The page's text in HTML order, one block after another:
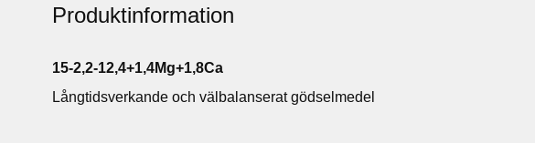
Produktinformation
15-2,2-12,4+1,4Mg+1,8Ca
Långtidsverkande och välbalanserat gödselmedel